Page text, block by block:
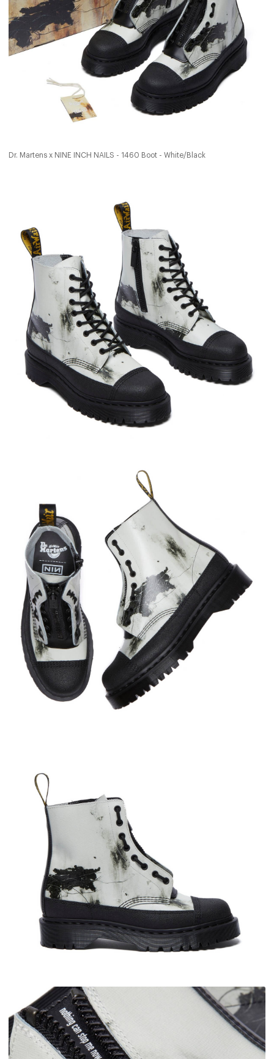
Dr. Martens x NINE INCH NAILS - 1460 Boot - White/Black